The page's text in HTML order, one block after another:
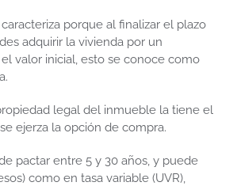
porque al finalizar el plazo
adquirir la vivienda por un
valor inicial, esto se conoce como
legal del inmueble la tiene el
ejerza la opción de compra.
pactar entre 5 y 30 años, y puede
como en tasa variable (UVR),